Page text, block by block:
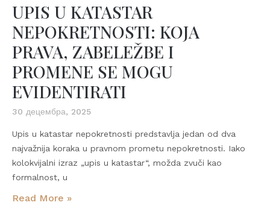
UPIS U KATASTAR
NEPOKRETNOSTI: KOJA
PRAVA, ZABELEŽBE I
PROMENE SE MOGU
EVIDENTIRATI
30 децембра, 2025
Upis u katastar nepokretnosti predstavlja jedan od dva
najvažnija koraka u pravnom prometu nepokretnosti. Iako
kolokvijalni izraz „upis u katastar“, možda zvuči kao
formalnost, u
Read More »